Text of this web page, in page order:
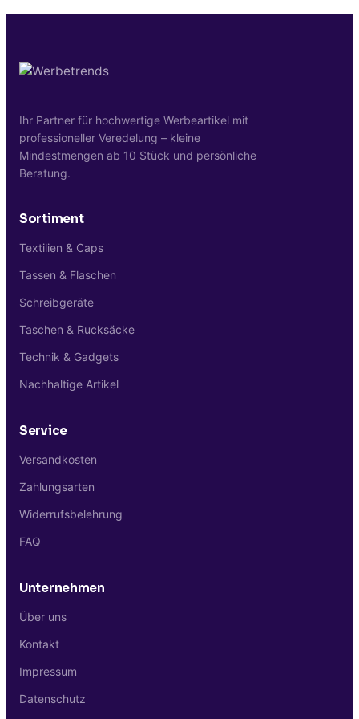
Kontaktieren Sie uns einfach über unser
Ihr Partner für hochwertige Werbeartikel mit
professioneller Veredelung – kleine
Mindestmengen ab 10 Stück und persönliche
Beratung.
Sortiment
Textilien & Caps
Tassen & Flaschen
Schreibgeräte
Taschen & Rucksäcke
Technik & Gadgets
Nachhaltige Artikel
Service
Versandkosten
Zahlungsarten
Widerrufsbelehrung
FAQ
Unternehmen
Über uns
Kontakt
Impressum
Datenschutz